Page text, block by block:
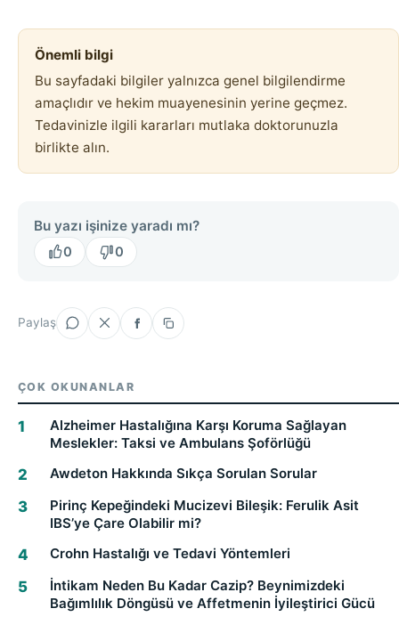
Önemli bilgi
Bu sayfadaki bilgiler yalnızca genel bilgilendirme
amaçlıdır ve hekim muayenesinin yerine geçmez.
Tedavinizle ilgili kararları mutlaka doktorunuzla
birlikte alın.
Bu yazı işinize yaradı mı?
0 0
Paylaş
ÇOK OKUNANLAR
Alzheimer Hastalığına Karşı Koruma Sağlayan
Meslekler: Taksi ve Ambulans Şoförlüğü
Awdeton Hakkında Sıkça Sorulan Sorular
Pirinç Kepeğindeki Mucizevi Bileşik: Ferulik Asit
IBS’ye Çare Olabilir mi?
Crohn Hastalığı ve Tedavi Yöntemleri
İntikam Neden Bu Kadar Cazip? Beynimizdeki
Bağımlılık Döngüsü ve Affetmenin İyileştirici Gücü